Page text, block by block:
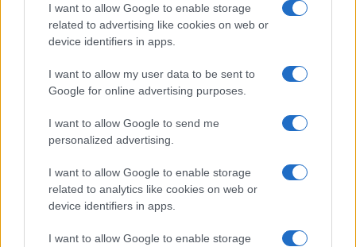
I want to allow Google to enable storage
related to advertising like cookies on web or
device identifiers in apps.
I want to allow my user data to be sent to
Google for online advertising purposes.
I want to allow Google to send me
personalized advertising.
I want to allow Google to enable storage
related to analytics like cookies on web or
device identifiers in apps.
I want to allow Google to enable storage
15/10/2017 - 12:33
Nomads: Το Παλαουάν μετά τον τυφώνα
Nomads: Η φωτογραφία που ανέβασε ο
μετά τον τυφώνα